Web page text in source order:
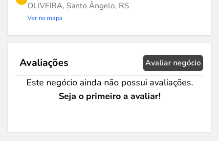
OLIVEIRA, Santo Ângelo, RS
Ver no mapa
Avaliações Avaliar negócio
Este negócio ainda não possui avaliações.
Seja o primeiro a avaliar!